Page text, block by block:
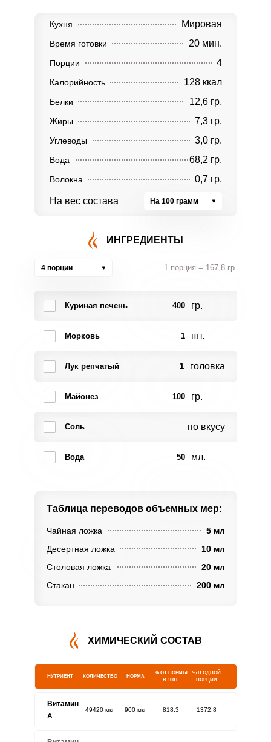
Кухня Мировая
Время готовки 20 мин.
Порции 4
Калорийность 128 ккал
Белки 12,6 гр.
Жиры 7,3 гр.
Углеводы 3,0 гр.
Вода 68,2 гр.
Волокна 0,7 гр.
На вес состава На 100 грамм
ИНГРЕДИЕНТЫ
4 порции 1 порция = 167,8 гр.
Куриная печень 400 гр.
Морковь 1 шт.
Лук репчатый 1 головка
Майонез 100 гр.
Соль по вкусу
Вода 50 мл.
Таблица переводов объемных мер:
Чайная ложка
5 мл
Десертная ложка
10 мл
Столовая ложка
20 мл
Стакан
200 мл
ХИМИЧЕСКИЙ СОСТАВ
НУТРИЕНТ КОЛИЧЕСТВО НОРМА
% ОТ НОРМЫ
В 100 Г
% В ОДНОЙ
ПОРЦИИ
Витамин
A
49420 мкг 900 мкг 818.3 1372.8